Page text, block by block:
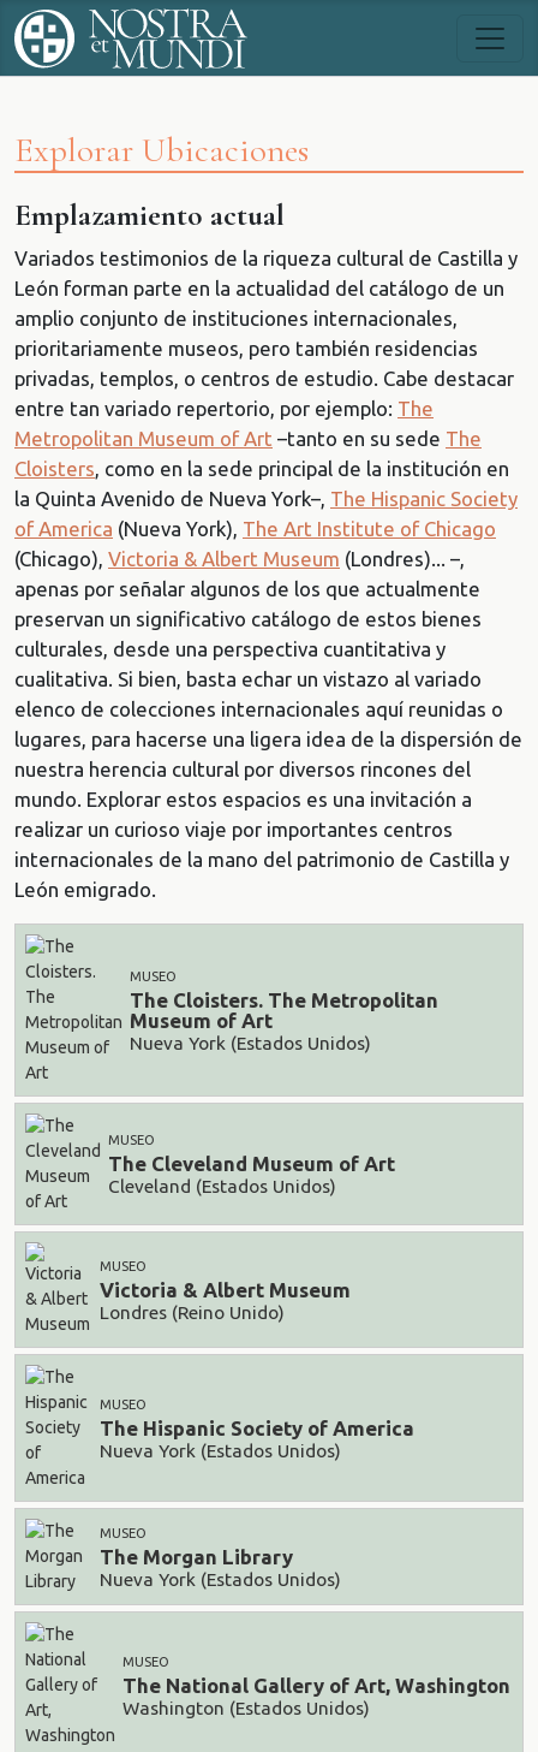
Explorar Ubicaciones
Emplazamiento actual
Variados testimonios de la riqueza cultural de Castilla y
León forman parte en la actualidad del catálogo de un
amplio conjunto de instituciones internacionales,
prioritariamente museos, pero también residencias
privadas, templos, o centros de estudio. Cabe destacar
entre tan variado repertorio, por ejemplo: The
Metropolitan Museum of Art –tanto en su sede The
Cloisters, como en la sede principal de la institución en
la Quinta Avenido de Nueva York–, The Hispanic Society
of America (Nueva York), The Art Institute of Chicago
(Chicago), Victoria & Albert Museum (Londres)... –,
apenas por señalar algunos de los que actualmente
preservan un significativo catálogo de estos bienes
culturales, desde una perspectiva cuantitativa y
cualitativa. Si bien, basta echar un vistazo al variado
elenco de colecciones internacionales aquí reunidas o
lugares, para hacerse una ligera idea de la dispersión de
nuestra herencia cultural por diversos rincones del
mundo. Explorar estos espacios es una invitación a
realizar un curioso viaje por importantes centros
internacionales de la mano del patrimonio de Castilla y
León emigrado.
MUSEO
The Cloisters. The Metropolitan
Museum of Art
Nueva York (Estados Unidos)
MUSEO
The Cleveland Museum of Art
Cleveland (Estados Unidos)
MUSEO
Victoria & Albert Museum
Londres (Reino Unido)
MUSEO
The Hispanic Society of America
Nueva York (Estados Unidos)
MUSEO
The Morgan Library
Nueva York (Estados Unidos)
MUSEO
The National Gallery of Art, Washington
Washington (Estados Unidos)